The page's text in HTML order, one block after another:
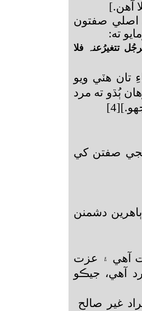
آهن.]
صفتون
ته:
تتغيرُعنہ فلا
تان هٽي ويو
ٻُڌو ته مرد
صفتن کي
دشمنن
آهي ۽ عزت
آهي، جيڪو
غير صالح